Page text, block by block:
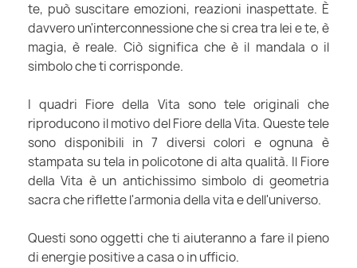
te, può suscitare emozioni, reazioni inaspettate. È
davvero un'interconnessione che si crea tra lei e te, è
magia, è reale. Ciò significa che è il mandala o il
simbolo che ti corrisponde.
I quadri Fiore della Vita sono tele originali che
riproducono il motivo del Fiore della Vita. Queste tele
sono disponibili in 7 diversi colori e ognuna è
stampata su tela in policotone di alta qualità. Il Fiore
della Vita è un antichissimo simbolo di geometria
sacra che riflette l'armonia della vita e dell'universo.
Questi sono oggetti che ti aiuteranno a fare il pieno
di energie positive a casa o in ufficio.